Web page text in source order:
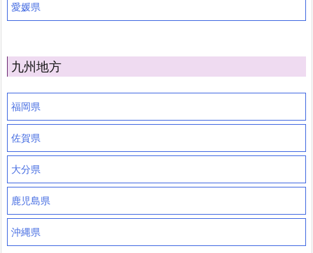
愛媛県
九州地方
福岡県
佐賀県
大分県
鹿児島県
沖縄県